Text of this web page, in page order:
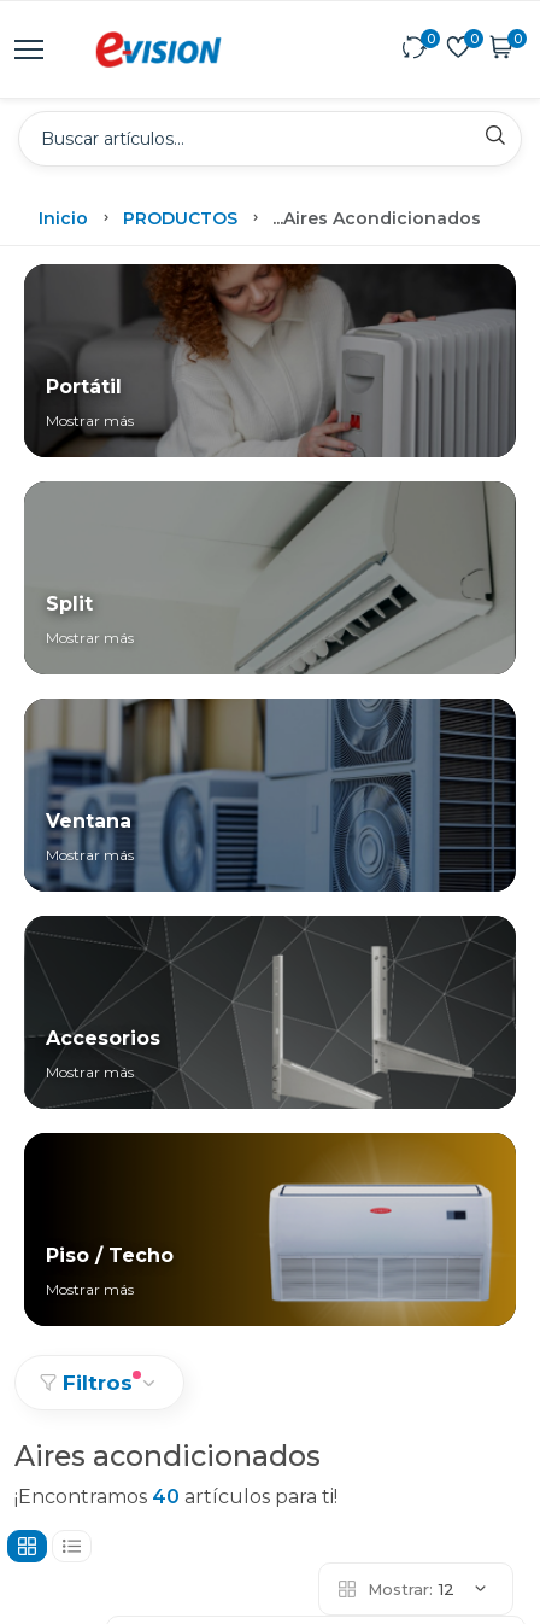
0 0 0
Inicio PRODUCTOS ...Aires Acondicionados
Portátil
Mostrar más
Split
Mostrar más
Ventana
Mostrar más
Accesorios
Mostrar más
Piso / Techo
Mostrar más
Filtros
Aires acondicionados
¡Encontramos 40 artículos para ti!
Mostrar: 12